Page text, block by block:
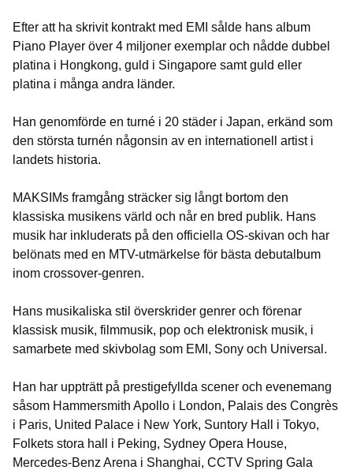
Efter att ha skrivit kontrakt med EMI sålde hans album
Piano Player över 4 miljoner exemplar och nådde dubbel
platina i Hongkong, guld i Singapore samt guld eller
platina i många andra länder.
Han genomförde en turné i 20 städer i Japan, erkänd som
den största turnén någonsin av en internationell artist i
landets historia.
MAKSIMs framgång sträcker sig långt bortom den
klassiska musikens värld och når en bred publik. Hans
musik har inkluderats på den officiella OS-skivan och har
belönats med en MTV-utmärkelse för bästa debutalbum
inom crossover-genren.
Hans musikaliska stil överskrider genrer och förenar
klassisk musik, filmmusik, pop och elektronisk musik, i
samarbete med skivbolag som EMI, Sony och Universal.
Han har uppträtt på prestigefyllda scener och evenemang
såsom Hammersmith Apollo i London, Palais des Congrès
i Paris, United Palace i New York, Suntory Hall i Tokyo,
Folkets stora hall i Peking, Sydney Opera House,
Mercedes-Benz Arena i Shanghai, CCTV Spring Gala